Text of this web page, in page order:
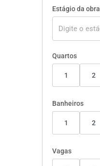
Estágio da obra
Quartos
1 2
Banheiros
1 2
Vagas